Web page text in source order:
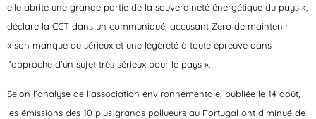
elle abrite une grande partie de la souveraineté énergétique du pays »,
déclare la CCT dans un communiqué, accusant Zero de maintenir
« son manque de sérieux et une légèreté à toute épreuve dans
l’approche d’un sujet très sérieux pour le pays ».
Selon l’analyse de l’association environnementale, publiée le 14 août,
les émissions des 10 plus grands pollueurs au Portugal ont diminué de